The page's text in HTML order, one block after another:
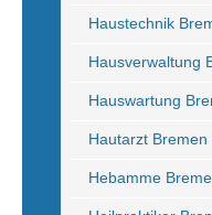
Haustechnik
Hausverwaltung
Hauswartung
Hautarzt
Hebamme